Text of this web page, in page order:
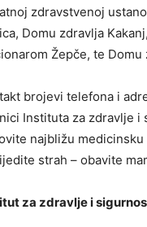
zdravstvenoj
Domu zdravlja
Žepče, te Domu
brojevi telefona i
Instituta za zdravlje i
najbližu
strah – obavite
za zdravlje i